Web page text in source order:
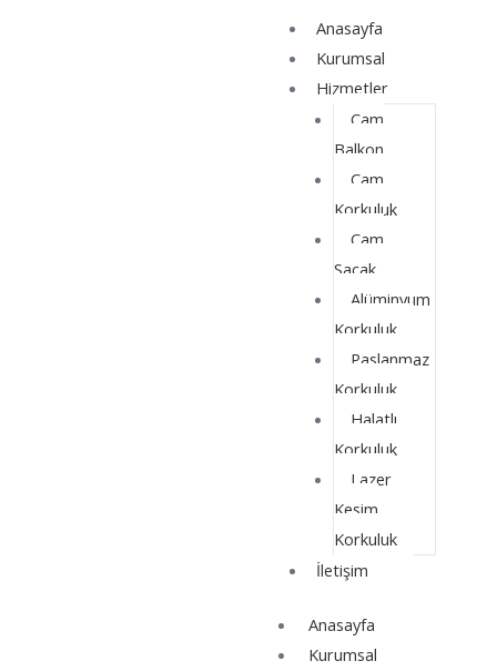
Anasayfa
Kurumsal
Hizmetler
Cam
Balkon
Cam
Korkuluk
Cam
Saçak
Alüminyum
Korkuluk
Paslanmaz
Korkuluk
Halatlı
Korkuluk
Lazer
Kesim
Korkuluk
İletişim
Anasayfa
Kurumsal